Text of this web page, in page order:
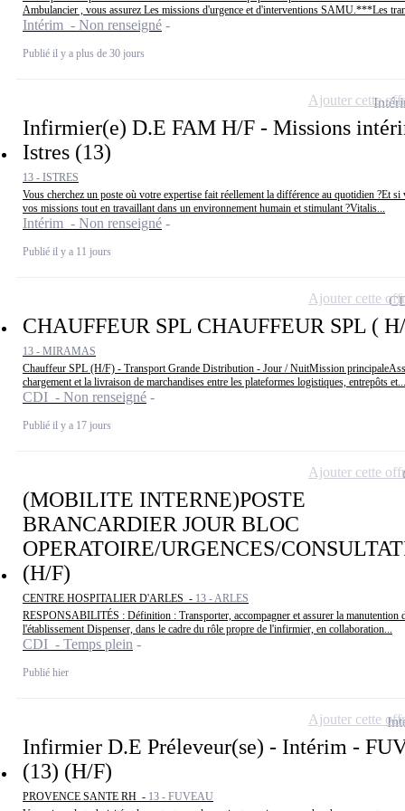
Ambulancier , vous assurez Les missions d'urgence et d'interventions SAMU.***Les
Intérim - Non renseigné
Publié il y a plus de 30 jours
Infirmier(e) D.E FAM H/F - Missions
Istres (13)
13 - ISTRES
Vous cherchez un poste où votre expertise fait réellement la différence au quotidien ?Et
vos missions tout en travaillant dans un environnement humain et stimulant ?Vitalis...
Intérim - Non renseigné
Publié il y a 11 jours
Ajouter cette
CHAUFFEUR SPL CHAUFFEUR SPL (
13 - MIRAMAS
Chauffeur SPL (H/F) - Transport Grande Distribution - Jour / NuitMission
chargement et la livraison de marchandises entre les plateformes logistiques, entrepôts et...
CDI - Non renseigné
Publié il y a 17 jours
Ajouter cette
(MOBILITE INTERNE)POSTE
BRANCARDIER JOUR BLOC
OPERATOIRE/URGENCES/
(H/F)
CENTRE HOSPITALIER D'ARLES - 13 - ARLES
RESPONSABILITÉS : Définition : Transporter, accompagner et assurer la manutention
l'établissement Dispenser, dans le cadre du rôle propre de l'infirmier, en collaboration...
CDI - Temps plein
Publié hier
Ajouter cette
Infirmier D.E Préleveur(se) - Intérim -
(13) (H/F)
PROVENCE SANTE RH - 13 - FUVEAU
Ajouter cette